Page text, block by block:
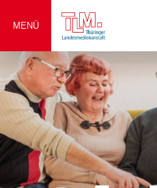
MENÜ